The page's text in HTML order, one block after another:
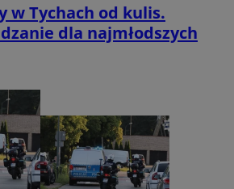
w Tychach od kulis.
dla najmłodszych